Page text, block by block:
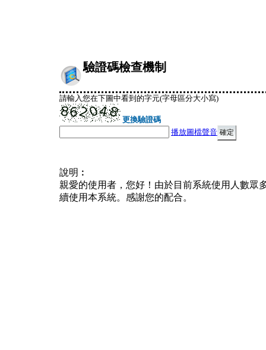
驗證碼檢查機制
請輸入您在下圖中看到的字元(字母區分大小寫)
更換驗證碼
播放圖檔聲音
說明︰
親愛的使用者，您好！由於目前系統使用人數眾
續使用本系統。感謝您的配合。